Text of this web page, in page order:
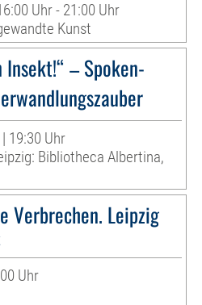
Uhr - 21:00 Uhr
Kunst
– Spoken-
19:30 Uhr
Bibliotheca Albertina,
Verbrechen. Leipzig
Uhr